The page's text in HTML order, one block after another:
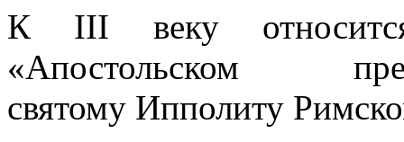
К III веку
«Апостольском
святому Ипполиту